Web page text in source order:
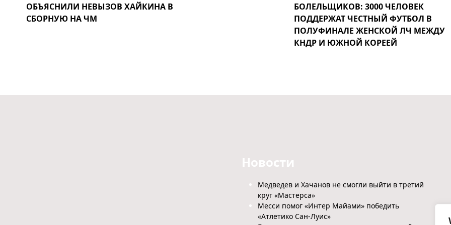
ОБЪЯСНИЛИ НЕВЫЗОВ ХАЙКИНА В
СБОРНУЮ НА ЧМ
БОЛЕЛЬЩИКОВ: 3000 ЧЕЛОВЕК
ПОДДЕРЖАТ ЧЕСТНЫЙ ФУТБОЛ В
ПОЛУФИНАЛЕ ЖЕНСКОЙ ЛЧ МЕЖДУ
КНДР И ЮЖНОЙ КОРЕЕЙ
Новости
Медведев и Хачанов не смогли выйти в третий
круг «Мастерса»
Месси помог «Интер Майами» победить
«Атлетико Сан-Луис»